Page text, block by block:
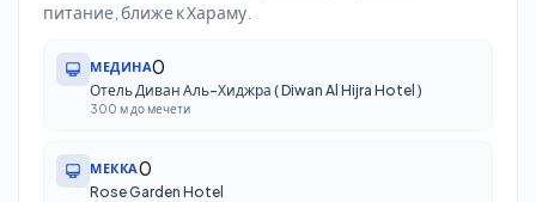
питание, ближе к Хараму.
МЕДИНА0
Отель Диван Аль-Хиджра ( Diwan Al Hijra Hotel )
300 м до мечети
МЕККА0
Rose Garden Hotel